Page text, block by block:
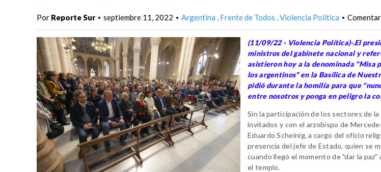
Por Reporte Sur • septiembre 11, 2022 • Argentina Frente de Todos Violencia Política •
(11/09/22 - Violencia Política)-.El
ministros del gabinete nacional y
asistieron hoy a la denominada "Misa
los argentinos" en la Basílica de
pidió durante la homilía para que
entre nosotros y ponga en peligro la
Sin la participación de los sectores de
invitados y con el arzobispo de
Eduardo Scheinig, a cargo del oficio
presencia del jefe de Estado, quien se
cuando llegó el momento de "dar la
el templo.